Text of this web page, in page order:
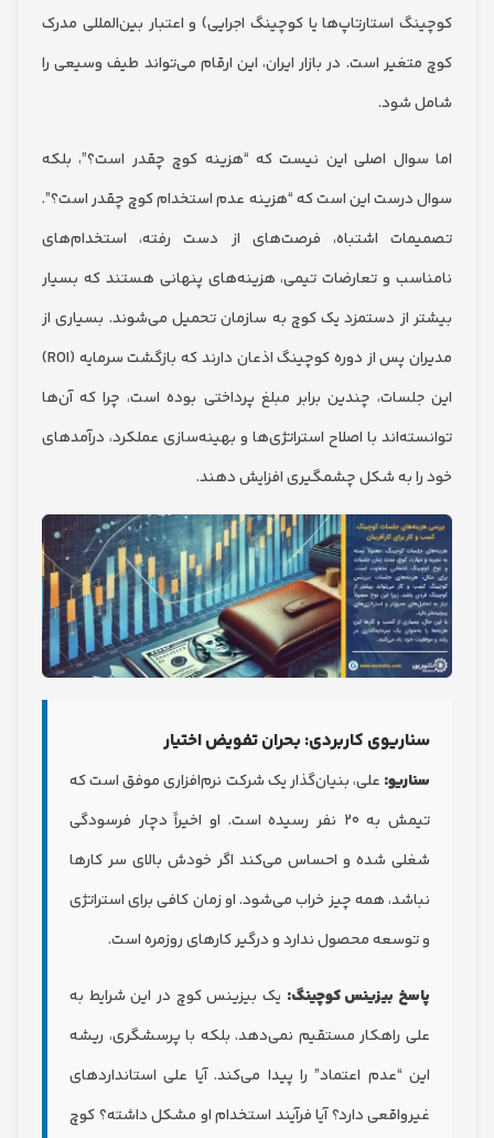
استارتاپ‌ها یا کوچینگ اجرایی) و اعتبار بین‌المللی مدرک
است. در بازار ایران، این ارقام می‌تواند طیف وسیعی را
اصلی این نیست که “هزینه کوچ چقدر است؟”، بلکه
این است که “هزینه عدم استخدام کوچ چقدر است؟”.
اشتباه، فرصت‌های از دست رفته، استخدام‌های
و تعارضات تیمی، هزینه‌های پنهانی هستند که بسیار
از دستمزد یک کوچ به سازمان تحمیل می‌شوند. بسیاری از
مدیران پس از دوره کوچینگ اذعان دارند که بازگشت سرمایه (ROI)
چندین برابر مبلغ پرداختی بوده است، چرا که آن‌ها
با اصلاح استراتژی‌ها و بهینه‌سازی عملکرد، درآمدهای
به شکل چشمگیری افزایش دهند.
کاربردی: بحران تفویض اختیار
علی، بنیان‌گذار یک شرکت نرم‌افزاری موفق است که
تیمش به ۲۰ نفر رسیده است. او اخیراً دچار فرسودگی
شده و احساس می‌کند اگر خودش بالای سر کارها
همه چیز خراب می‌شود. او زمان کافی برای استراتژی
محصول ندارد و درگیر کارهای روزمره است.
بیزینس کوچینگ:یک بیزینس کوچ در این شرایط به
راهکار مستقیم نمی‌دهد. بلکه با پرسشگری، ریشه
“عدم اعتماد” را پیدا می‌کند. آیا علی استانداردهای
دارد؟ آیا فرآیند استخدام او مشکل داشته؟ کوچ